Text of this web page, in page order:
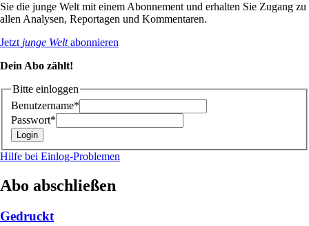
Sie die junge Welt mit einem Abonnement und erhalten Sie Zugang zu
allen Analysen, Reportagen und Kommentaren.
Jetzt junge Weltabonnieren
Dein Abo zählt!
Bitte einloggen
Benutzername*
Passwort*
Hilfe bei Einlog-Problemen
Abo abschließen
Gedruckt